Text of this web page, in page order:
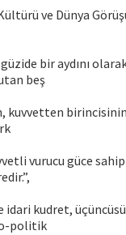
ve Dünya
bir aydını
beş
kuvvetten
vurucu güce
idari kudret,
politik